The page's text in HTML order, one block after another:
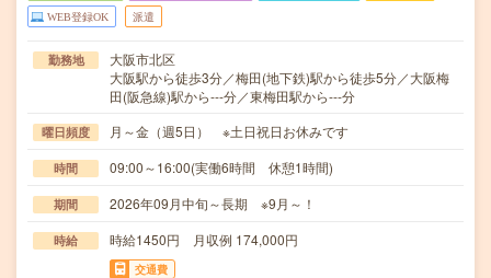
WEB登録OK 派遣
勤務地
大阪市北区
大阪駅から徒歩3分／梅田(地下鉄)駅から徒歩5分／大阪梅
田(阪急線)駅から---分／東梅田駅から---分
曜日頻度 月～金（週5日） ※土日祝日お休みです
時間 09:00～16:00(実働6時間 休憩1時間)
期間 2026年09月中旬～長期 ※9月～！
時給 時給1450円 月収例 174,000円
交通費